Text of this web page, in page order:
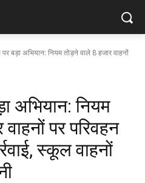
बड़ा अभियान: नियम तोड़ने वाले 8 हजार वाहनों
अभियान: नियम
पर परिवहन
स्कूल वाहनों